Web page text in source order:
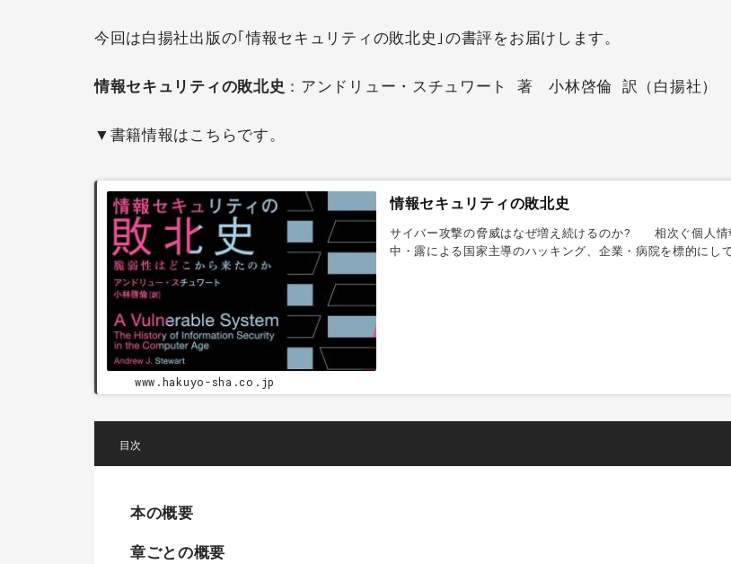
今回は白揚社出版の｢情報セキュリティの敗北史｣の書評をお届けします。
情報セキュリティの敗北史 ：アンドリュー・スチュワート 著 小林啓倫 訳（白揚社）
▼書籍情報はこちらです。
情報セキュリティの敗北史
サイバー攻撃の脅威はなぜ増え続けるのか? 相次ぐ個人情
中・露による国家主導のハッキング、企業・病院を標的にし
www.hakuyo-sha.co.jp
本の概要
章ごとの概要